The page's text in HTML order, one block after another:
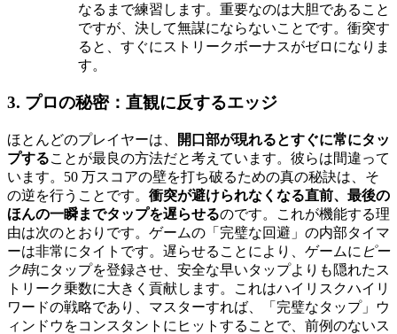
なるまで練習します。重要なのは大胆であること
ですが、決して無謀にならないことです。衝突す
ると、すぐにストリークボーナスがゼロになりま
す。
3. プロの秘密：直観に反するエッジ
ほとんどのプレイヤーは、
開口部が現れるとすぐに常にタッ
プすることが最良の方法だと考えています。彼らは間違って
います。50 万スコアの壁を打ち破るための真の秘訣は、そ
の逆を行うことです。 衝突が避けられなくなる直前、最後の
ほんの一瞬までタップを遅らせるのです。これが機能する理
由は次のとおりです。ゲームの「完璧な回避」の内部タイマ
ーは非常にタイトです。遅らせることにより、ゲームに ピー
ク時にタップを登録させ、安全な早いタップよりも隠れたス
トリーク乗数に大きく貢献します。これはハイリスクハイリ
ワードの戦略であり、マスターすれば、「完璧なタップ」ウ
ィンドウをコンスタントにヒットすることで、前例のないス